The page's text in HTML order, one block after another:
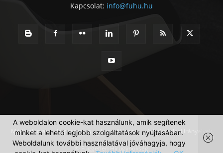
Kapcsolat: info@fuhu.hu
Médiaajánlat Impresszum Szerzői jogok Adatkezelési irányelvek
© Független Hírügynökség
A weboldalon cookie-kat használunk, amik segítenek
minket a lehető legjobb szolgáltatások nyújtásában.
Weboldalunk további használatával jóváhagyja, hogy